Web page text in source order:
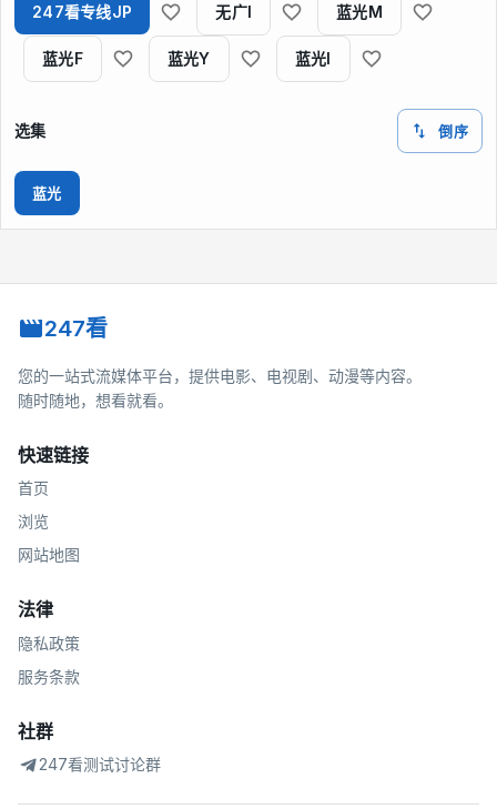
247看专线JP 无广I 蓝光M
蓝光F 蓝光Y 蓝光I
选集 倒序
蓝光
247看
您的一站式流媒体平台，提供电影、电视剧、动漫等内容。
随时随地，想看就看。
快速链接
首页
浏览
网站地图
法律
隐私政策
服务条款
社群
247看测试讨论群